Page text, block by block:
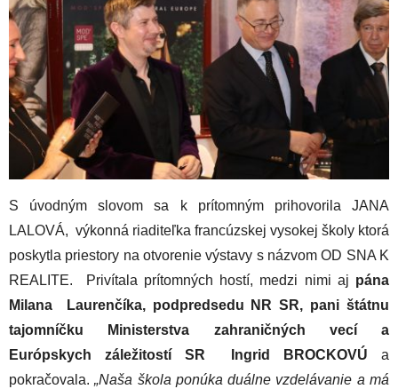
S úvodným slovom sa k prítomným prihovorila JANA
LALOVÁ, výkonná riaditeľka francúzskej vysokej školy ktorá
poskytla priestory na otvorenie výstavy s názvom OD SNA K
REALITE. Privítala prítomných hostí, medzi nimi aj pána
Milana Laurenčíka, podpredsedu NR SR, pani štátnu
tajomníčku Ministerstva zahraničných vecí a
Európskych záležitostí SR Ingrid BROCKOVÚ a
pokračovala.„Naša škola ponúka duálne vzdelávanie a má